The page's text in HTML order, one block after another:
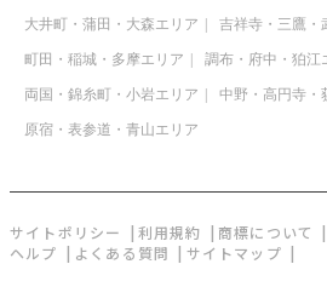
大井町・蒲田・大森エリア 吉祥寺・三鷹・
町田・稲城・多摩エリア 調布・府中・狛江
両国・錦糸町・小岩エリア 中野・高円寺・
原宿・表参道・青山エリア
サイトポリシー 利用規約 商標について
ヘルプ
よくある質問 サイトマップ